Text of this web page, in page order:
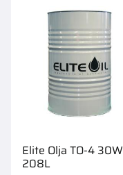
Elite Olja TO-4 30W
208L